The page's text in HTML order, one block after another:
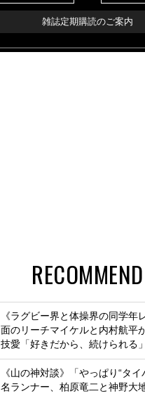
雑誌定期購読のご案内
RECOMMEND
《ラグビー界と体操界の同学年
面のリーチマイケルと内村航平
技愛「好きだから、続けられる」
《山の神対談》「やっぱり“タ
名ランナー、柏原竜二と神野大